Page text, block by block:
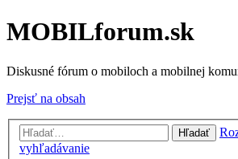
MOBILforum.sk
Diskusné fórum o mobiloch a mobilnej
Prejsť na obsah
Hľadať
vyhľadávanie